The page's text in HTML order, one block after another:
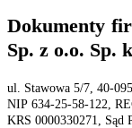
Dokumenty
Sp. z o.o. Sp.
ul. Stawowa 5/7, 40-
NIP 634-25-58-122,
KRS 0000330271,